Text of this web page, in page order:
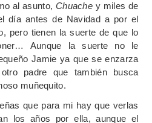
al asunto, Chuache y miles de
día antes de Navidad a por el
pero tienen la suerte de que lo
Aunque la suerte no le
Jamie ya que se enzarza
padre que también busca
muñequito.
que para mi hay que verlas
los años por ella, aunque el